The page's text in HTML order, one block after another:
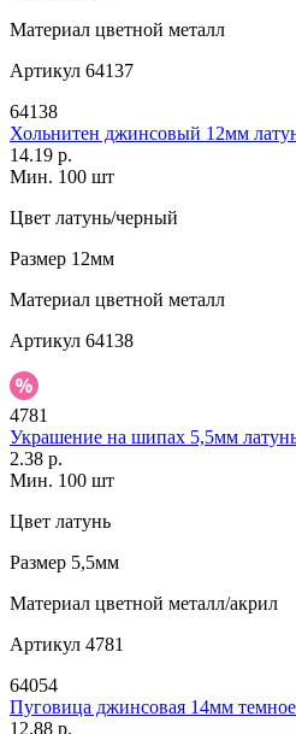
Материал цветной металл
Артикул 64137
64138
Хольнитен джинсовый 12мм
14.19 р.
Мин. 100 шт
Цвет латунь/черный
Размер 12мм
Материал цветной металл
Артикул 64138
4781
Украшение на шипах 5,5мм
2.38 р.
Мин. 100 шт
Цвет латунь
Размер 5,5мм
Материал цветной металл/акрил
Артикул 4781
64054
Пуговица джинсовая 14мм темное
12.88 р.